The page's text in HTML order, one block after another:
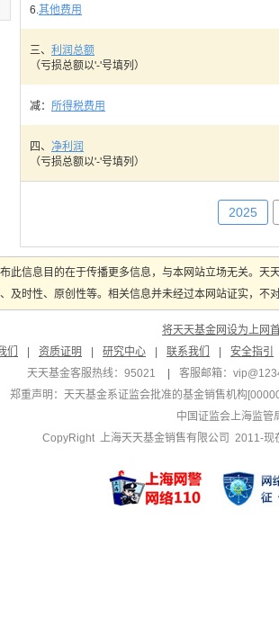
6.其他费用
三、 利润总额
（亏损总额以'-'号填列）
减： 所得税费用
四、 净利润
（亏损总额以'-'号填列）
2025
此信息目的在于传播更多信息，与本网站立场无关。
及时性、原创性等。相关信息并未经过本网站证实，
将天天基金网设为上网
们
资质证明 研究中心 联系我们
安全指引
天天基金客服热线：95021
客服邮箱：
郑重声明： 天天基金系证监会批准的基金销售机构
中国证监会上海监管
CopyRight 上海天天基金销售有限公司 2011-